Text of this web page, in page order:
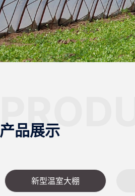
产品展示
新型温室大棚